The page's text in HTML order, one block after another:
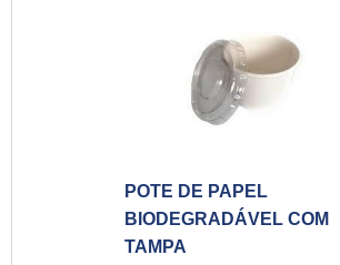
laudos de ANVISA/FDA.
isso, somado a uma equipe
colaboradores
especialistas
para os clientes com
SACOLAS
SUPERMERCADOQuem
procura de fábrica de
para supermercado
expressão de mercado
assunto é bobina fundo
tamanho P, M, G e
POTE DE PAPEL
BIODEGRADÁVEL COM
TAMPA